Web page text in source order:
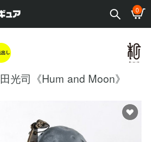
0
光司《Hum and Moon》